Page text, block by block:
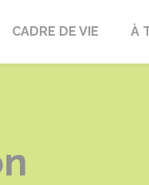
CADRE DE VIE À